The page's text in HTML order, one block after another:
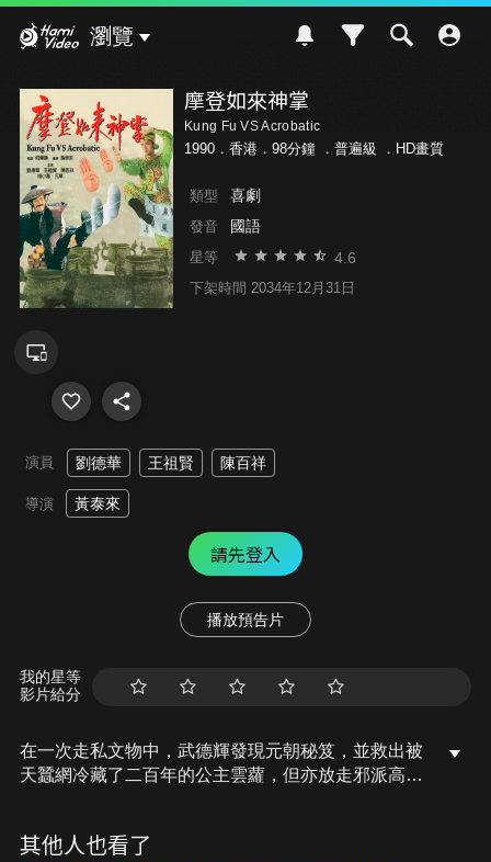
瀏覽
摩登如來神掌
Kung Fu VS Acrobatic
1990．香港．98分鐘 ． 普遍級 ．HD畫質
類型 喜劇
發音 國語
星等 4.6
下架時間 2034年12月31日
演員 劉德華 王祖賢 陳百祥
導演 黃泰來
請先登入
播放預告片
我的星等
影片給分
在一次走私文物中，武德輝發現元朝秘笈，並救出被
天蠶網冷藏了二百年的公主雲蘿，但亦放走邪派高手
其他人也看了